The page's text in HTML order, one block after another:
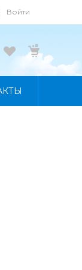
Войти